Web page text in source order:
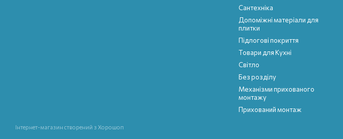
Інтернет-магазин створений з Хорошоп
Сантехніка
Допоміжні матеріали для
плитки
Підлогові покриття
Товари для Кухні
Світло
Без розділу
Механізми прихованого
монтажу
Прихований монтаж